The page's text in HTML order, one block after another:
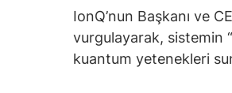
IonQ’nun Başkanı ve
vurgulayarak, sistemin
kuantum yetenekleri